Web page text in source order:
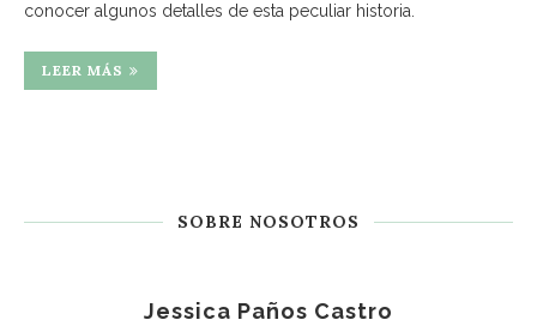
conocer algunos detalles de esta peculiar historia.
LEER MÁS
SOBRE NOSOTROS
Jessica Paños Castro